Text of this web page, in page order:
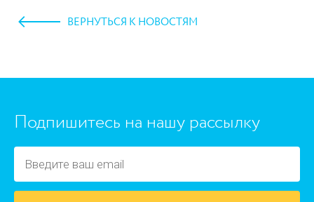
https://www.high-endrolex.com/45
ВЕРНУТЬСЯ К НОВОСТЯМ
Подпишитесь на нашу рассылку